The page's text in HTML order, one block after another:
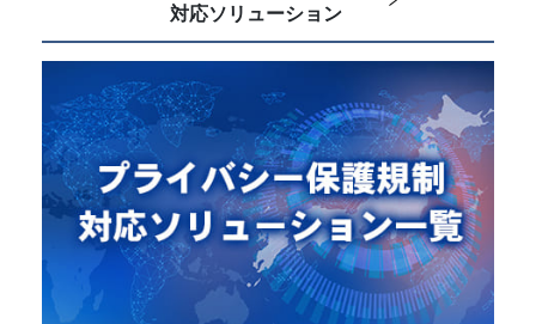
対応ソリューション